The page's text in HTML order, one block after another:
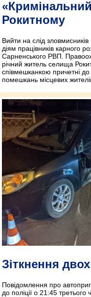
Рокитному
Вийти на слід
діям працівників карного
Сарненського РВП.
річний житель селища
співмешканкою причетні до
помешкань місцевих
Зіткнення
Повідомлення про
до поліції о 21:45 третього